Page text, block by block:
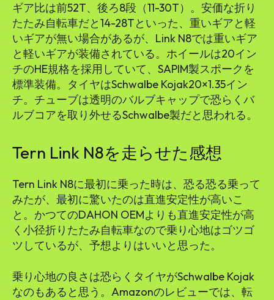
ギア比は前52T、後ろ8段（11-30T）。安価な折り
たたみ自転車だと14-28Tといった、重いギアと軽
いギアが無い場合があるが、Link N8では重いギア
と軽いギアが装備されている。ホイールは20イン
チのHE規格を採用していて、SAPIM製スポークを
標準装備。タイヤはSchwalbe Kojak20×1.35イン
チ。チューブは透明のバルブキャップで恐らくバ
ルブコアを取り外せるSchwalbe製だと思われる。
Tern Link N8を走らせた感想
Tern Link N8に最初に乗った時は、恐る恐る乗って
みたが、最初に驚いたのは直進安定性が高いこ
と。かつてのDAHON OEMよりも直進安定性が高
く小径折りたたみ自転車なので乗り心地はゴツゴ
ツしているが、予想よりはいいと思った。
乗り心地の良さは恐らくタイヤがSchwalbe Kojak
なのもあると思う。Amazonのレビューでは、転